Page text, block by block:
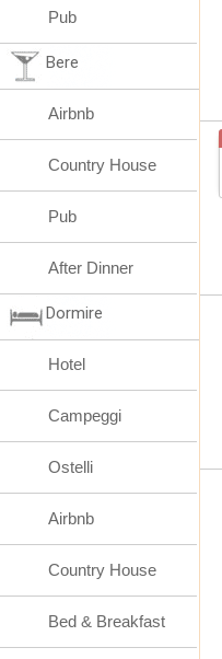
Pub
Bere
Airbnb
Country House
Pub
After Dinner
Dormire
Hotel
Campeggi
Ostelli
Airbnb
Country House
Bed & Breakfast